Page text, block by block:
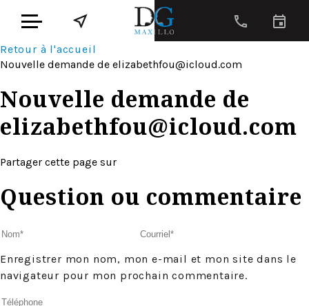
Retour à l'accueil
Nouvelle demande de elizabethfou@icloud.com
Nouvelle demande de
elizabethfou@icloud.com
Partager cette page sur
Question ou commentaire
Enregistrer mon nom, mon e-mail et mon site dans le
navigateur pour mon prochain commentaire.